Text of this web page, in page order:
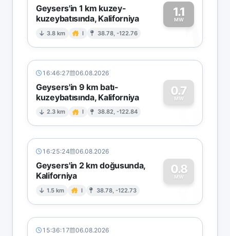
Geysers'in 1 km kuzey-
kuzeybatısında, Kaliforniya
3.8 km I 38.78, -122.76
1.1
MW1
16:46:27 06.08.2026
Geysers'in 9 km batı-
kuzeybatısında, Kaliforniya
2.3 km I 38.82, -122.84
0.7
MW
0
16:25:24 06.08.2026
Geysers'in 2 km doğusunda,
Kaliforniya
1.5 km I 38.78, -122.73
0.8
MW
0
15:36:17 06.08.2026